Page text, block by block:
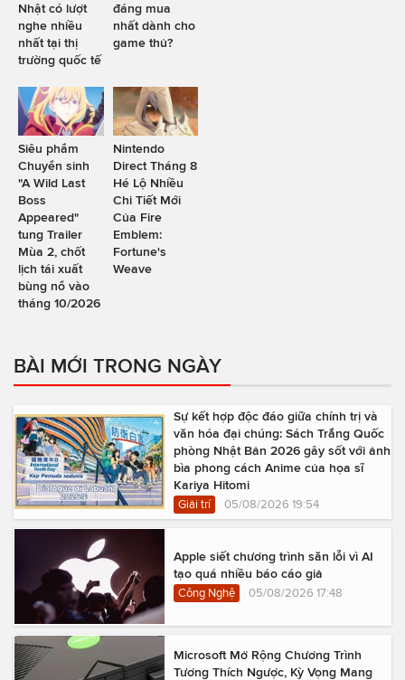
Nhật có lượt
nghe nhiều
nhất tại thị
trường quốc tế
đáng mua
nhất dành cho
game thủ?
Siêu phẩm
Chuyển sinh
"A Wild Last
Boss
Appeared"
tung Trailer
Mùa 2, chốt
lịch tái xuất
bùng nổ vào
tháng 10/2026
Nintendo
Direct Tháng 8
Hé Lộ Nhiều
Chi Tiết Mới
Của Fire
Emblem:
Fortune's
Weave
BÀI MỚI TRONG NGÀY
Sự kết hợp độc đáo giữa chính trị và
văn hóa đại chúng: Sách Trắng Quốc
phòng Nhật Bản 2026 gây sốt với ảnh
bìa phong cách Anime của họa sĩ
Kariya Hitomi
Giải trí 05/08/2026 19:54
Apple siết chương trình săn lỗi vì AI
tạo quá nhiều báo cáo giả
Công Nghệ 05/08/2026 17:48
Microsoft Mở Rộng Chương Trình
Tương Thích Ngược, Kỳ Vọng Mang